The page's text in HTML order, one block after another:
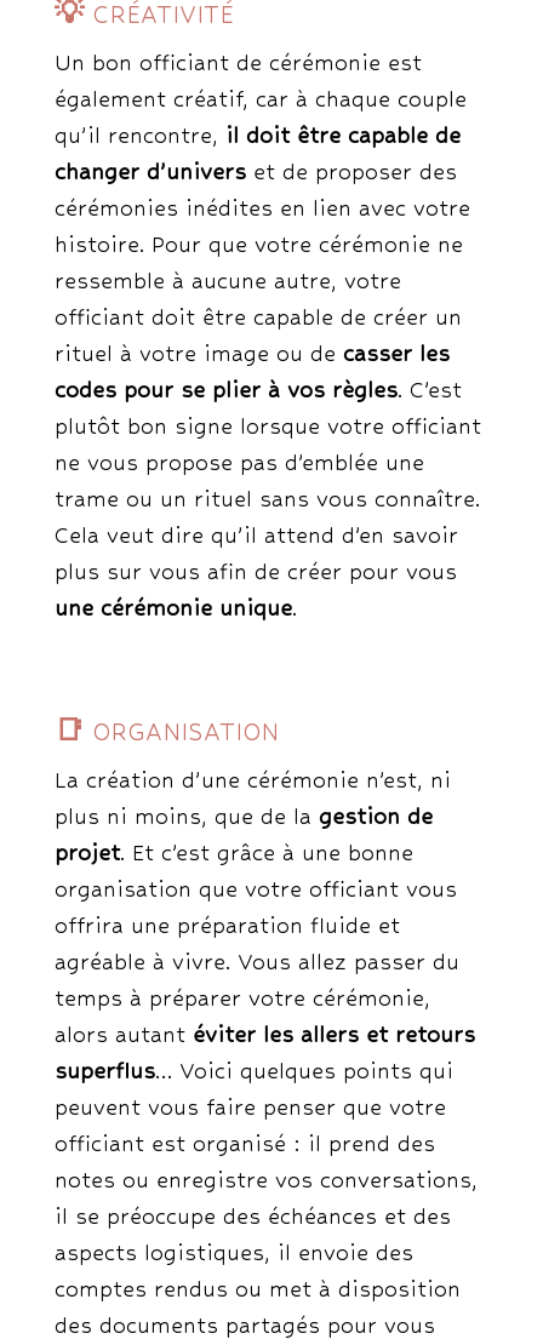
💡 CRÉATIVITÉ
Un bon officiant de cérémonie est
également créatif, car à chaque couple
qu’il rencontre, il doit être capable de
changer d’universet de proposer des
cérémonies inédites en lien avec votre
histoire. Pour que votre cérémonie ne
ressemble à aucune autre, votre
officiant doit être capable de créer un
rituel à votre image ou de casser les
codes pour se plier à vos règles. C’est
plutôt bon signe lorsque votre officiant
ne vous propose pas d’emblée une
trame ou un rituel sans vous connaître.
Cela veut dire qu’il attend d’en savoir
plus sur vous afin de créer pour vous
une cérémonie unique.
📑 ORGANISATION
La création d’une cérémonie n’est, ni
plus ni moins, que de la gestion de
projet. Et c’est grâce à une bonne
organisation que votre officiant vous
offrira une préparation fluide et
agréable à vivre. Vous allez passer du
temps à préparer votre cérémonie,
alors autant éviter les allers et retours
superflus… Voici quelques points qui
peuvent vous faire penser que votre
officiant est organisé : il prend des
notes ou enregistre vos conversations,
il se préoccupe des échéances et des
aspects logistiques, il envoie des
comptes rendus ou met à disposition
des documents partagés pour vous